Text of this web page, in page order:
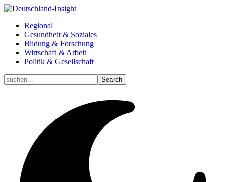
Regional
Gesundheit & Soziales
Bildung & Forschung
Wirtschaft & Arbeit
Politik & Gesellschaft